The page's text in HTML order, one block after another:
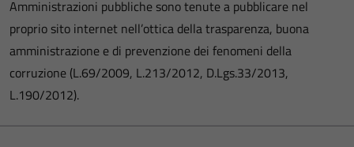
Amministrazioni pubbliche sono tenute a pubblicare nel
proprio sito internet nell’ottica della trasparenza, buona
amministrazione e di prevenzione dei fenomeni della
corruzione (L.69/2009, L.213/2012, D.Lgs.33/2013,
L.190/2012).